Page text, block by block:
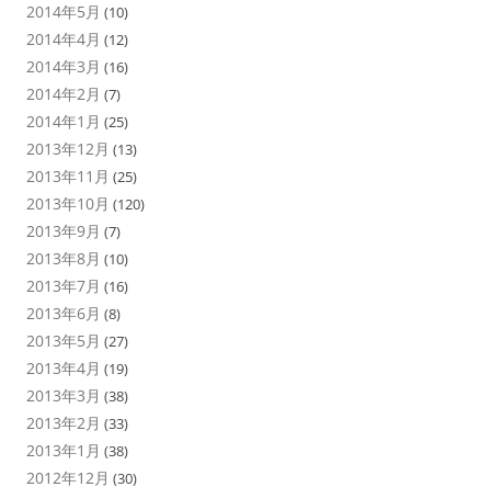
2014年5月 (10)
2014年4月 (12)
2014年3月 (16)
2014年2月 (7)
2014年1月 (25)
2013年12月 (13)
2013年11月 (25)
2013年10月 (120)
2013年9月 (7)
2013年8月 (10)
2013年7月 (16)
2013年6月 (8)
2013年5月 (27)
2013年4月 (19)
2013年3月 (38)
2013年2月 (33)
2013年1月 (38)
2012年12月 (30)